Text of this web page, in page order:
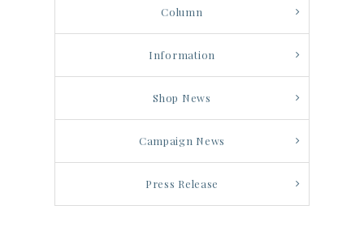
Column
Information
Shop News
Campaign News
Press Release